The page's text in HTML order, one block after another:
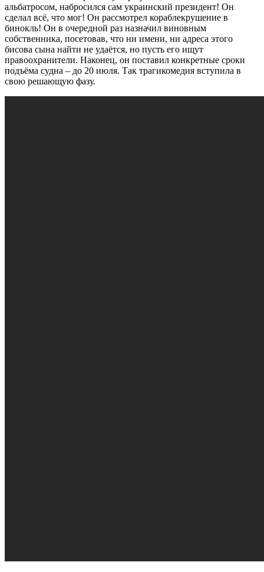
альбатросом, набросился сам украинский президент! Он
сделал всё, что мог! Он рассмотрел кораблекрушение в
бинокль! Он в очередной раз назначил виновным
собственника, посетовав, что ни имени, ни адреса этого
бисова сына найти не удаётся, но пусть его ищут
правоохранители. Наконец, он поставил конкретные сроки
подъёма судна – до 20 июля. Так трагикомедия вступила в
свою решающую фазу.